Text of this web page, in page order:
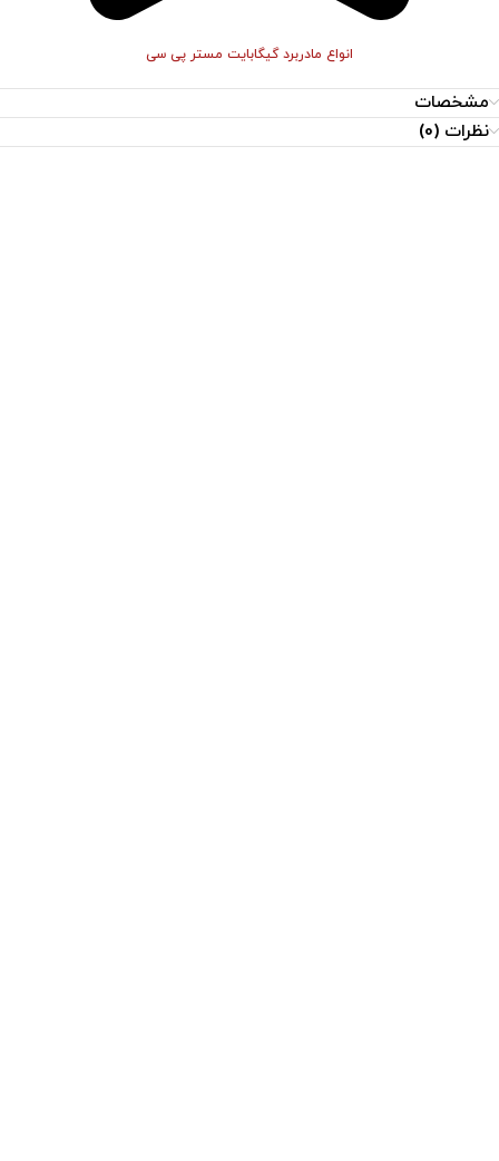
انواع مادربرد گیگابایت مستر پی سی
مشخصات
نظرات (0)